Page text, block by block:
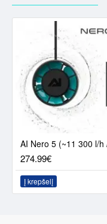
274.99€
Į krepšelį